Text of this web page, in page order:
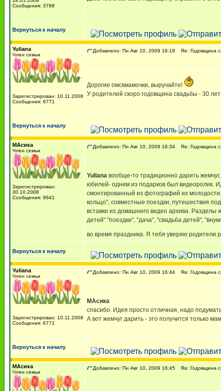
Сообщения: 3788
Вернуться к началу
Yuliana
Член семьи
Зарегистрирован: 10.11.2008
Сообщения: 6771
Добавлено: Пн Авг 10, 2009 16:18 Re: Годовщина
Дорогие омскмамочки, выручайте!
У родителей скоро годовщина свадьбы - 30
Вернуться к началу
МАсика
Член семьи
Зарегистрирован:
30.10.2008
Сообщения: 9641
Добавлено: Пн Авг 10, 2009 16:34 Re: Годовщина
Yuliana вообще-то традиционно дарить
юбилей- одним из подарков был видеоролик.
смонтированный из фотографий их
кольцо", совместные поездки, путешествия
вставки из домашнего видео архива.
детей" "поездки", "дача", "свадьба детей",
во время праздника. Я тебя уверяю родители
Вернуться к началу
Yuliana
Член семьи
Зарегистрирован: 10.11.2008
Сообщения: 6771
Добавлено: Пн Авг 10, 2009 16:44 Re: Годовщина
МАсика
спасибо. Идея просто отличная, надо
А вот жемчуг дарить - это получится только
Вернуться к началу
МАсика
Член семьи
Добавлено: Пн Авг 10, 2009 16:45 Re: Годовщина